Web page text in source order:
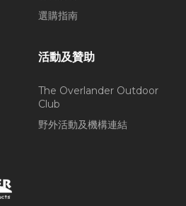
選購指南
活動及贊助
The Overlander Outdoor
Club
野外活動及機構連結